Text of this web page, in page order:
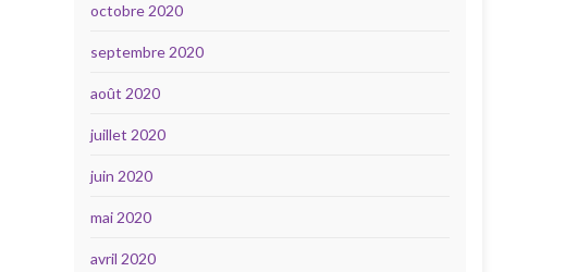
octobre 2020
septembre 2020
août 2020
juillet 2020
juin 2020
mai 2020
avril 2020